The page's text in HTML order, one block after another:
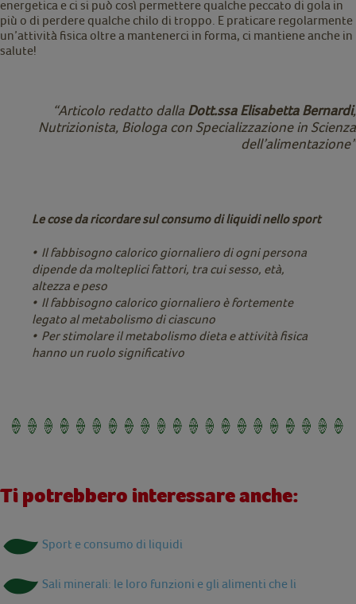
energetica e ci si può così permettere qualche peccato di gola in
più o di perdere qualche chilo di troppo. E praticare regolarmente
un’attività fisica oltre a mantenerci in forma, ci mantiene anche in
salute!
“Articolo redatto dalla Dott.ssa Elisabetta Bernardi,
Nutrizionista, Biologa con Specializzazione in Scienza
dell’alimentazione”
Le cose da ricordare sul consumo di liquidi nello sport
• Il fabbisogno calorico giornaliero di ogni persona
dipende da molteplici fattori, tra cui sesso, età,
altezza e peso
• Il fabbisogno calorico giornaliero è fortemente
legato al metabolismo di ciascuno
• Per stimolare il metabolismo dieta e attività fisica
hanno un ruolo significativo
Ti potrebbero interessare anche:
Sport e consumo di liquidi
Sali minerali: le loro funzioni e gli alimenti che li